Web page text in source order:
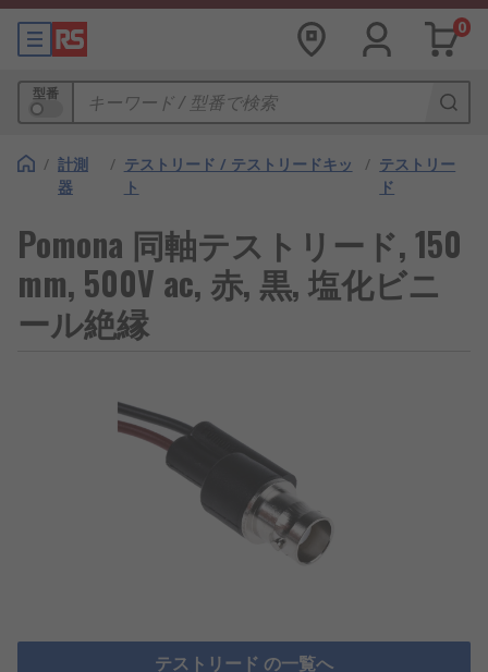
0
型番
/ 計測
器
/ テストリード / テストリードキッ
ト
/ テストリー
ド
Pomona 同軸テストリード, 150
mm, 500V ac, 赤, 黒, 塩化ビニ
ール絶縁
テストリード の一覧へ